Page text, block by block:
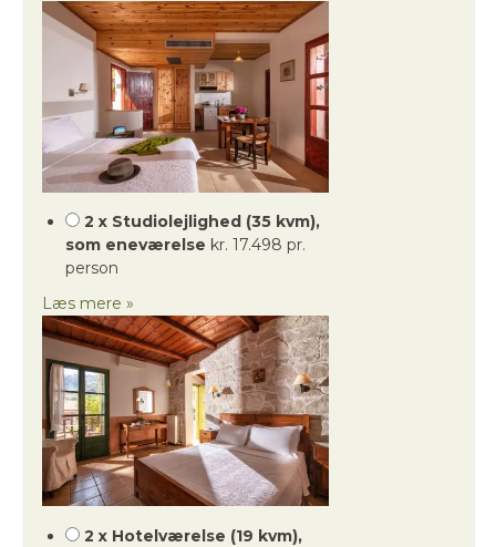
2 x Studiolejlighed (35 kvm),
som eneværelse kr. 17.498 pr.
person
Læs mere »
2 x Hotelværelse (19 kvm),